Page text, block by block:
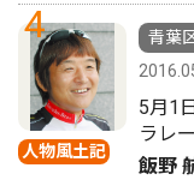
4
人物風土記
青葉
5月1
ラレ
飯野